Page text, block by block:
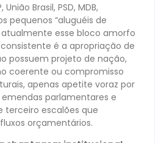
Brasil, PSD, MDB,
pequenos “aluguéis de
esse bloco amorfo
é a apropriação de
possuem projeto de nação,
coerente ou compromisso
apenas apetite voraz por
parlamentares e
terceiro escalões que
orçamentários.